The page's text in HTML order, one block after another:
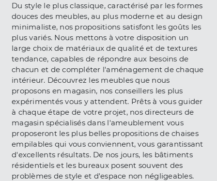
Du style le plus classique, caractérisé par les formes
douces des meubles, au plus moderne et au design
minimaliste, nos propositions satisfont les goûts les
plus variés. Nous mettons à votre disposition un
large choix de matériaux de qualité et de textures
tendance, capables de répondre aux besoins de
chacun et de compléter l'aménagement de chaque
intérieur. Découvrez les meubles que nous
proposons en magasin, nos conseillers les plus
expérimentés vous y attendent. Prêts à vous guider
à chaque étape de votre projet, nos directeurs de
magasin spécialisés dans l'ameublement vous
proposeront les plus belles propositions de chaises
empilables qui vous conviennent, vous garantissant
d'excellents résultats. De nos jours, les bâtiments
résidentiels et les bureaux posent souvent des
problèmes de style et d'espace non négligeables.